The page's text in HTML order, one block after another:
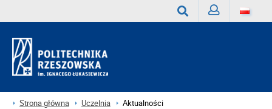
Strona główna Uczelnia Aktualności